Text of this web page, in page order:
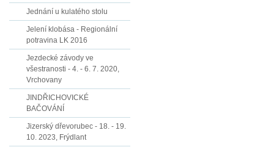
Jednání u kulatého stolu
Jelení klobása - Regionální
potravina LK 2016
Jezdecké závody ve
všestranosti - 4. - 6. 7. 2020,
Vrchovany
JINDŘICHOVICKÉ
BAČOVÁNÍ
Jizerský dřevorubec - 18. - 19.
10. 2023, Frýdlant